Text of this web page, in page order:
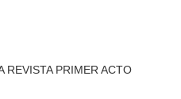
REVISTA PRIMER ACTO